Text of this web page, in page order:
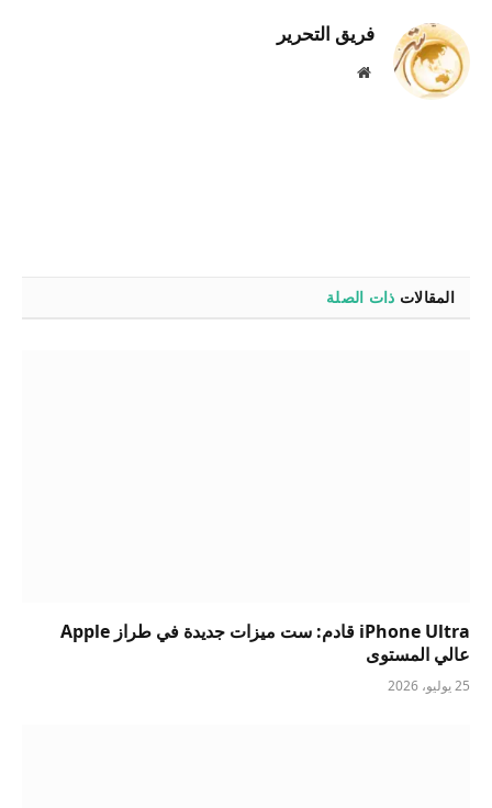
فريق التحرير
موقع
المقالات ذات الصلة
iPhone Ultra قادم: ست ميزات جديدة في طراز Apple
عالي المستوى
25 يوليو، 2026